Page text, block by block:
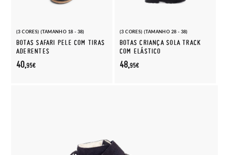
(3 CORES) (TAMANHO 18 - 38)
BOTAS SAFARI PELE COM TIRAS
ADERENTES
40,95€
(3 CORES) (TAMANHO 28 - 38)
BOTAS CRIANÇA SOLA TRACK
COM ELÁSTICO
48,95€